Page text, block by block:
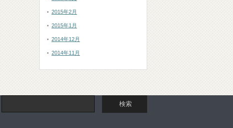
2015年2月
2015年1月
2014年12月
2014年11月